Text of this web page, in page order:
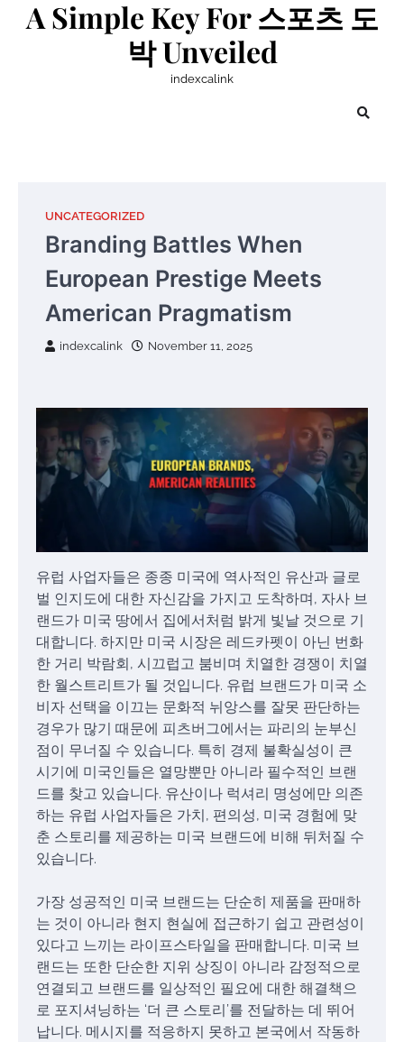
A Simple Key For 스포츠 도
박 Unveiled
indexcalink
UNCATEGORIZED
Branding Battles When
European Prestige Meets
American Pragmatism
indexcalink November 11, 2025
유럽 사업자들은 종종 미국에 역사적인 유산과 글로
벌 인지도에 대한 자신감을 가지고 도착하며, 자사 브
랜드가 미국 땅에서 집에서처럼 밝게 빛날 것으로 기
대합니다. 하지만 미국 시장은 레드카펫이 아닌 번화
한 거리 박람회, 시끄럽고 붐비며 치열한 경쟁이 치열
한 월스트리트가 될 것입니다. 유럽 브랜드가 미국 소
비자 선택을 이끄는 문화적 뉘앙스를 잘못 판단하는
경우가 많기 때문에 피츠버그에서는 파리의 눈부신
점이 무너질 수 있습니다. 특히 경제 불확실성이 큰
시기에 미국인들은 열망뿐만 아니라 필수적인 브랜
드를 찾고 있습니다. 유산이나 럭셔리 명성에만 의존
하는 유럽 사업자들은 가치, 편의성, 미국 경험에 맞
춘 스토리를 제공하는 미국 브랜드에 비해 뒤처질 수
있습니다.
가장 성공적인 미국 브랜드는 단순히 제품을 판매하
는 것이 아니라 현지 현실에 접근하기 쉽고 관련성이
있다고 느끼는 라이프스타일을 판매합니다. 미국 브
랜드는 또한 단순한 지위 상징이 아니라 감정적으로
연결되고 브랜드를 일상적인 필요에 대한 해결책으
로 포지셔닝하는 ‘더 큰 스토리’를 전달하는 데 뛰어
납니다. 메시지를 적응하지 못하고 본국에서 작동하